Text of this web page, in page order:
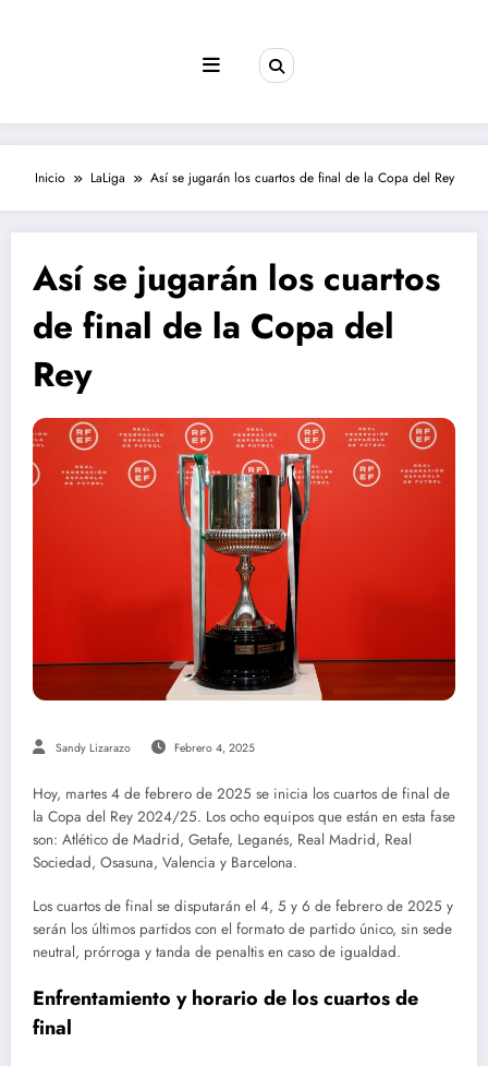
Inicio LaLiga Así se jugarán los cuartos de final de la Copa del Rey
Así se jugarán los cuartos
de final de la Copa del
Rey
Sandy Lizarazo Febrero 4, 2025
Hoy, martes 4 de febrero de 2025 se inicia los cuartos de final de
la Copa del Rey 2024/25. Los ocho equipos que están en esta fase
son: Atlético de Madrid, Getafe, Leganés, Real Madrid, Real
Sociedad, Osasuna, Valencia y Barcelona.
Los cuartos de final se disputarán el 4, 5 y 6 de febrero de 2025 y
serán los últimos partidos con el formato de partido único, sin sede
neutral, prórroga y tanda de penaltis en caso de igualdad.
Enfrentamiento y horario de los cuartos de
final